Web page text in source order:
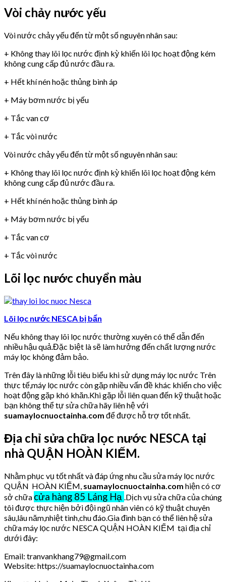
Vòi chảy nước yếu
Vòi nước chảy yếu đến từ một số nguyên nhân sau:
+ Không thay lõi lọc nước định kỳ khiến lõi lọc hoạt động kém
không cung cấp đủ nước đầu ra.
+ Hết khí nén hoặc thủng bình áp
+ Máy bơm nước bị yếu
+ Tắc van cơ
+ Tắc vòi nước
Vòi nước chảy yếu đến từ một số nguyên nhân sau:
+ Không thay lõi lọc nước định kỳ khiến lõi lọc hoạt động kém
không cung cấp đủ nước đầu ra.
+ Hết khí nén hoặc thủng bình áp
+ Máy bơm nước bị yếu
+ Tắc van cơ
+ Tắc vòi nước
Lõi lọc nước chuyển màu
Lõi lọc nước NESCA bị bẩn
Nếu không thay lõi lọc nước thường xuyên có thể dẫn đến
nhiều hậu quả.Đặc biệt là sẽ làm hưởng đến chất lượng nước
máy lọc không đảm bảo.
Trên đây là những lỗi tiêu biểu khi sử dụng máy lọc nước Trên
thực tế,máy lọc nước còn gặp nhiều vấn đề khác khiến cho việc
hoạt động gặp khó khăn.Khi gặp lỗi liên quan đến kỹ thuật hoặc
bạn không thể tự sửa chữa hãy liên hệ với
suamaylocnuoctainha.com để được hỗ trợ tốt nhất.
Địa chỉ sửa chữa lọc nước NESCA tại
nhà QUẬN HOÀN KIẾM.
Nhằm phục vụ tốt nhất và đáp ứng nhu cầu sửa máy lọc nước
QUẬN HOÀN KIẾM, suamaylocnuoctainha.com hiện có cơ
sở chữa cửa hàng 85 Láng Hạ .Dịch vụ sửa chữa của chúng
tôi được thực hiện bởi đội ngũ nhân viên có kỹ thuật chuyên
sâu,lâu năm,nhiệt tình,chu đáo.Gia đình bạn có thể liên hệ sửa
chữa máy lọc nước NESCA QUẬN HOÀN KIẾM tại địa chỉ
dưới đây:
Email: tranvankhang79@gmail.com
Website: https://suamaylocnuoctainha.com